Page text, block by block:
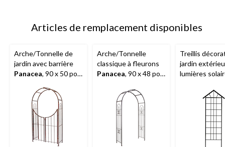
Articles de remplacement disponibles
Arche/Tonnelle de
jardin avec barrière
Panacea, 90 x 50 po,
Arche/Tonnelle
classique à fleurons
Panacea, 90 x 48 po,
Treillis
jardin
lumières